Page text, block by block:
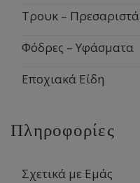
Τρουκ – Πρεσαριστά
Φόδρες – Υφάσματα
Εποχιακά Είδη
Πληροφορίες
Σχετικά με Εμάς